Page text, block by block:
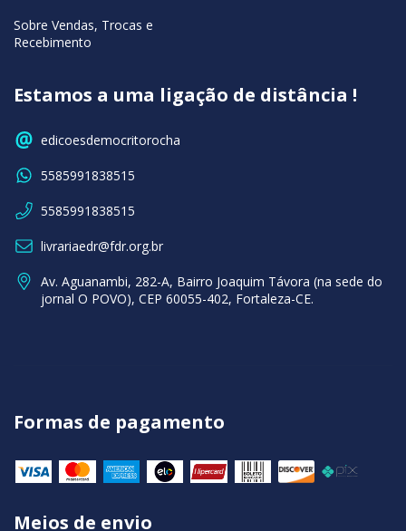
Sobre Vendas, Trocas e
Recebimento
Estamos a uma ligação de distância !
edicoesdemocritorocha
5585991838515
5585991838515
livrariaedr@fdr.org.br
Av. Aguanambi, 282-A, Bairro Joaquim Távora (na sede do
jornal O POVO), CEP 60055-402, Fortaleza-CE.
Formas de pagamento
Meios de envio